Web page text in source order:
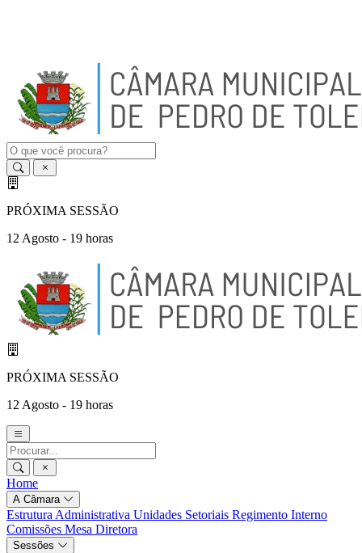
PRÓXIMA SESSÃO
12 Agosto - 19 horas
PRÓXIMA SESSÃO
12 Agosto - 19 horas
Home
A Câmara
Estrutura Administrativa Unidades Setoriais Regimento Interno
Comissões Mesa Diretora
Sessões